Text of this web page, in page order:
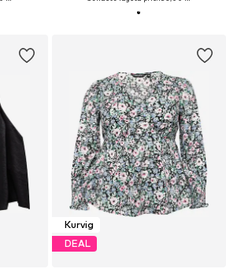
Kurvig
DEAL